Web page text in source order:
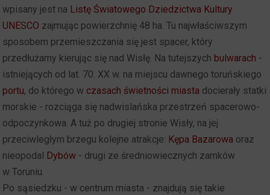
wpisany jest na Listę Światowego Dziedzictwa Kultury
UNESCO zajmując powierzchnię 48 ha. Tu najwłaściwszym
sposobem przemieszczania się jest spacer, który
przedłużamy kierując się nad Wisłę. Na tutejszych bulwarach -
istniejących od lat. 70. XX w. na miejscu dawnego toruńskiego
portu, do którego w czasach świetności miasta docierały statki
morskie - rozciąga się nadwislańska przestrzeń spacerowo-
odpoczynkowa. A tuż po drugiej stronie Wisły, na jej
przeciwległym brzegu kolejne atrakcje: Kępa Bazarowa oraz
nieopodal
Dybów - drugi ze średniowiecznych zamków
w Toruniu.
Po sąsiedzku - w centrum miasta - znajdują się takie